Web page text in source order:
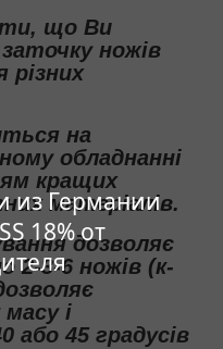
из Германии
18% от
що Ви
ножів
на
обладнанні
кращих
матеріалів.
дозволяє
2-3-6 ножів (к-
і
45 градусів